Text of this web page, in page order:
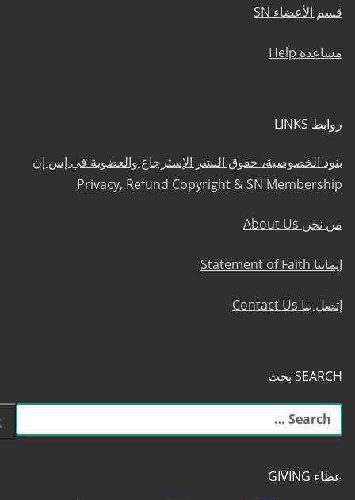
قسم الأعضاء SN
مساعدة Help
روابط LINKS
بنود الخصوصية، حقوق النشر الإسترجاع والعضوية في إس إن
Privacy, Refund Copyright & SN Membership
من نحن About Us
إيماننا Statement of Faith
إتصل بنا Contact Us
SEARCH بحث
البحث
عن:
عطاء GIVING